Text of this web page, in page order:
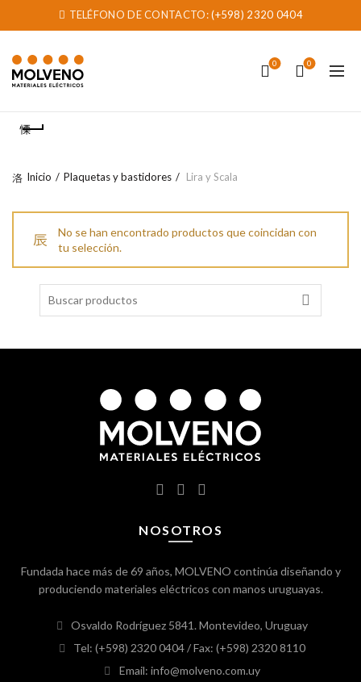
TELÉFONO DE CONTACTO:(+598) 2320 0404
0 0
Inicio Plaquetas y bastidores Lira y Scala
No se han encontrado productos que coincidan con
tu selección.
NOSOTROS
Fundada hace más de 69 años, MOLVENO continúa diseñando y
produciendo materiales eléctricos con manos uruguayas.
Osvaldo Rodríguez 5841. Montevideo, Uruguay
Tel: (+598) 2320 0404/ Fax: (+598) 2320 8110
Email: info@molveno.com.uy